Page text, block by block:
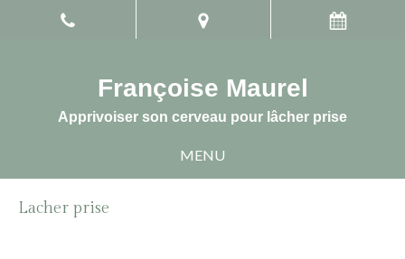
Françoise Maurel
Apprivoiser son cerveau pour lâcher prise
MENU
Lacher prise